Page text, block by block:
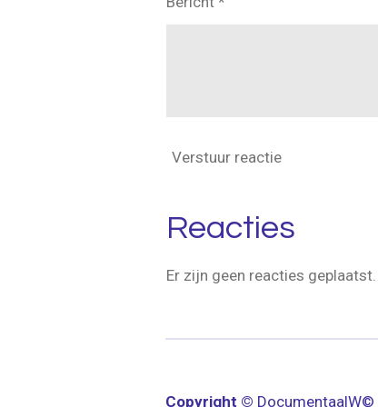
Verstuur reactie
Reacties
Er zijn geen reacties geplaatst.
Copyright © DocumentaalW©